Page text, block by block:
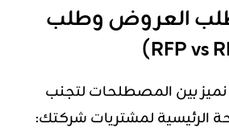
طلب العروض وطلب
بين المصطلحات لتجنب
الرئيسية لمشتريات شركتك: